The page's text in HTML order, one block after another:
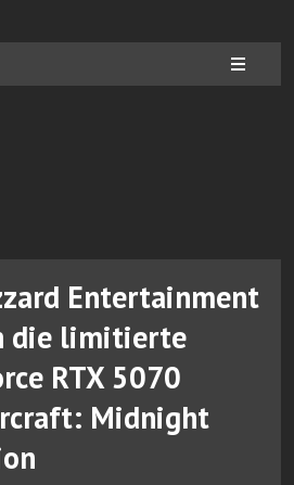
Entertainment
die limitierte
RTX 5070
Midnight